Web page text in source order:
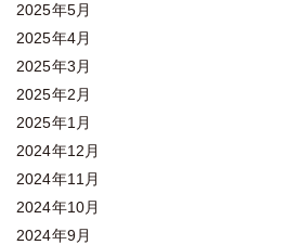
2025年5月
2025年4月
2025年3月
2025年2月
2025年1月
2024年12月
2024年11月
2024年10月
2024年9月